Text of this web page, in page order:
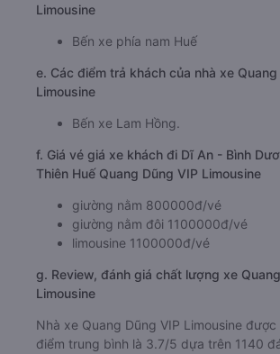
Limousine
Bến xe phía nam Huế
e. Các điểm trả khách của nhà xe Quang
Limousine
Bến xe Lam Hồng.
f. Giá vé giá xe khách đi Dĩ An - Bình
Thiên Huế Quang Dũng VIP Limousine
giường nằm 800000đ/vé
giường nằm đôi 1100000đ/vé
limousine 1100000đ/vé
g. Review, đánh giá chất lượng xe
Limousine
Nhà xe Quang Dũng VIP Limousine
điểm trung bình là 3.7/5 dựa trên 1140